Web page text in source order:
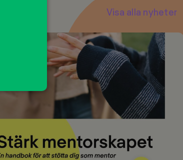
Visa alla nyheter